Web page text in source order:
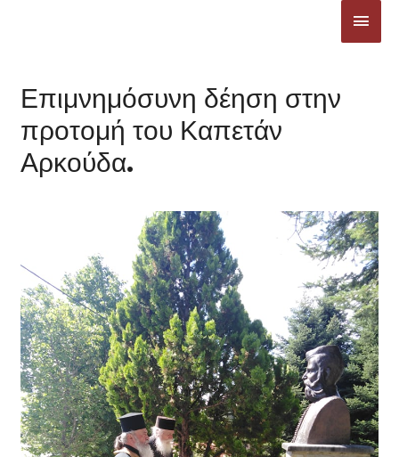
Επιμνημόσυνη δέηση στην
προτομή του Καπετάν
Αρκούδα.